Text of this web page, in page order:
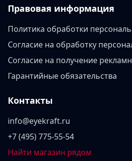
Правовая информация
Политика обработки
Согласие на обработку
Согласие на получение
Гарантийные обязательства
Контакты
info@eyekraft.ru
+7 (495) 775-55-54
Найти магазин рядом